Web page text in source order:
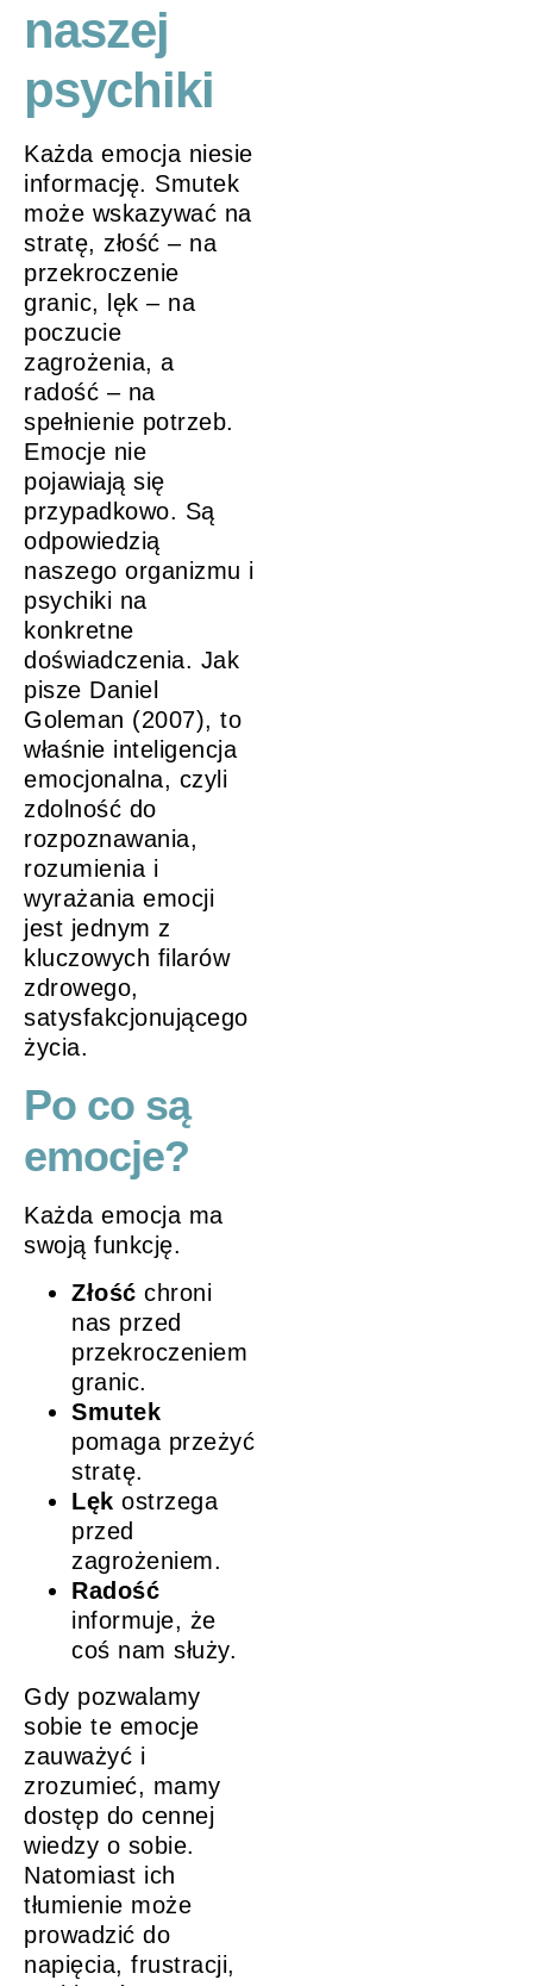
naszej
psychiki
Każda emocja niesie
informację. Smutek
może wskazywać na
stratę, złość – na
przekroczenie
granic, lęk – na
poczucie
zagrożenia, a
radość – na
spełnienie potrzeb.
Emocje nie
pojawiają się
przypadkowo. Są
odpowiedzią
naszego organizmu i
psychiki na
konkretne
doświadczenia. Jak
pisze Daniel
Goleman (2007), to
właśnie inteligencja
emocjonalna, czyli
zdolność do
rozpoznawania,
rozumienia i
wyrażania emocji
jest jednym z
kluczowych filarów
zdrowego,
satysfakcjonującego
życia.
Po co są
emocje?
Każda emocja ma
swoją funkcję.
Złość chroni
nas przed
przekroczeniem
granic.
Smutek
pomaga przeżyć
stratę.
Lęk ostrzega
przed
zagrożeniem.
Radość
informuje, że
coś nam służy.
Gdy pozwalamy
sobie te emocje
zauważyć i
zrozumieć, mamy
dostęp do cennej
wiedzy o sobie.
Natomiast ich
tłumienie może
prowadzić do
napięcia, frustracji,